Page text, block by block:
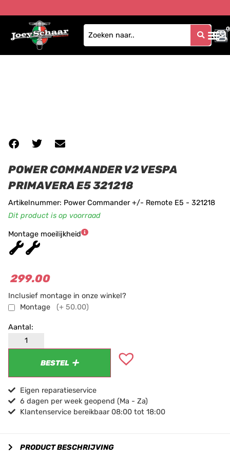
0
0
POWER COMMANDER V2 VESPA
PRIMAVERA E5 321218
Artikelnummer: Power Commander +/- Remote E5 - 321218
Dit product is op voorraad
Montage moeilijkheid
★★ ★
299.00
Inclusief montage in onze winkel?
Montage (+ 50.00)
BESTEL
Eigen reparatieservice
6 dagen per week geopend (Ma - Za)
Klantenservice bereikbaar 08:00 tot 18:00
PRODUCT BESCHRIJVING